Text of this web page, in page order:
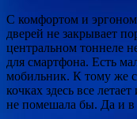
С комфортом и
дверей не закрывает
центральном тоннеле
для смартфона. Есть
мобильник. К тому же
кочках здесь все
не помешала бы. Да и